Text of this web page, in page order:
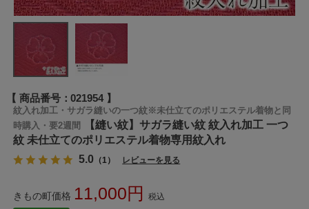
商品番号 021954
紋入れ加工・サガラ縫いの一つ紋※未仕立てのポリエステル着物と同
時購入・要2週間
【縫い紋】サガラ縫い紋 紋入れ加工 一つ
紋 未仕立てのポリエステル着物専用紋入れ
5.0 （1） レビューを見る
きもの町価格 11,000 税込